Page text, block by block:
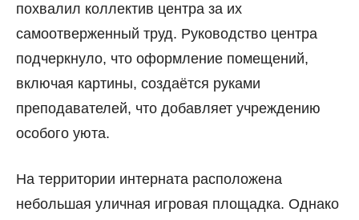
похвалил коллектив центра за их
самоотверженный труд. Руководство центра
подчеркнуло, что оформление помещений,
включая картины, создаётся руками
преподавателей, что добавляет учреждению
особого уюта.
На территории интерната расположена
небольшая уличная игровая площадка. Однако